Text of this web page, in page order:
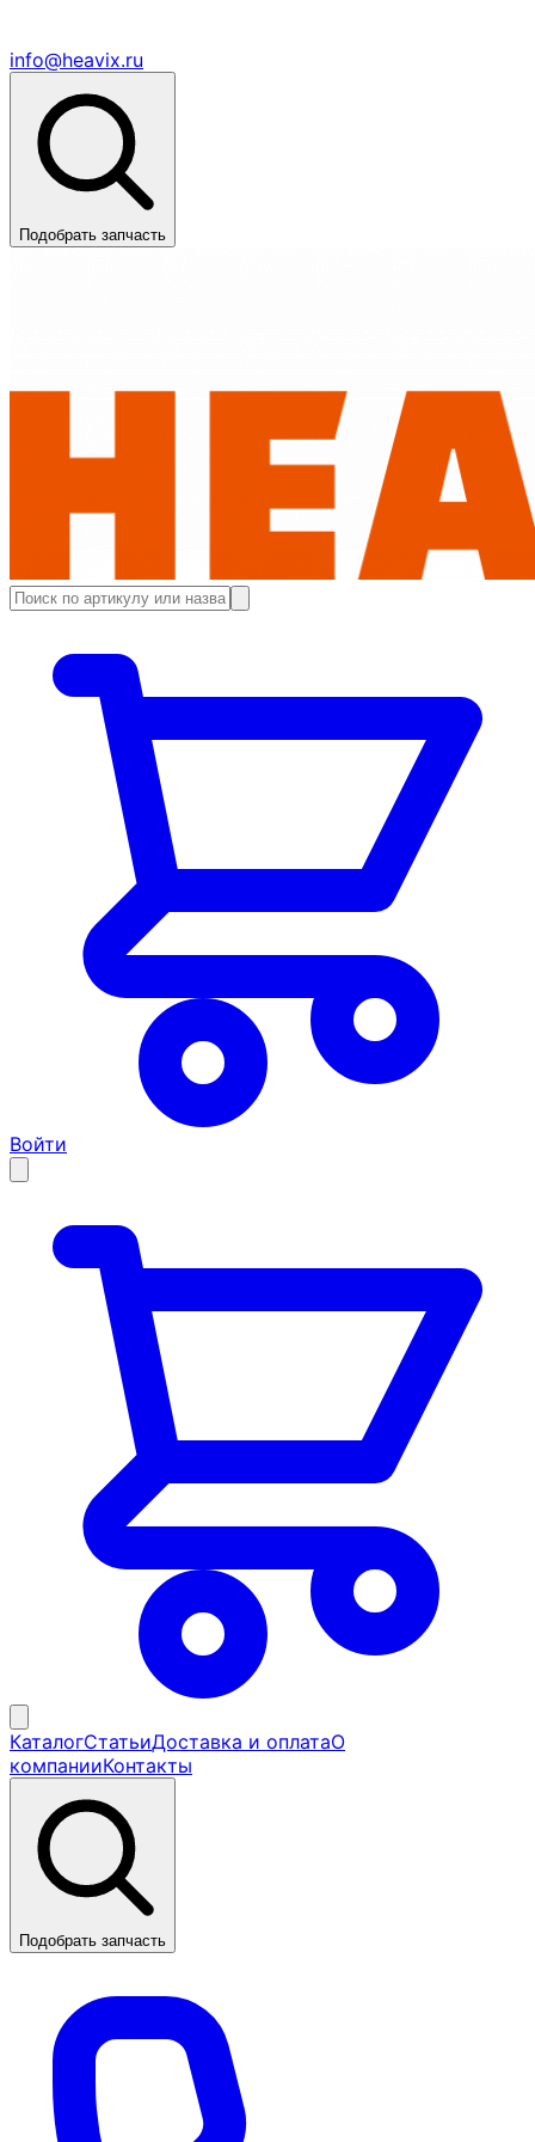
info@heavix.ru
Подобрать запчасть
Войти
КаталогСтатьиДоставка и оплатаО
компанииКонтакты
Подобрать запчасть